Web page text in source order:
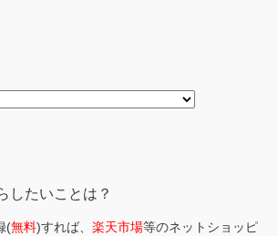
したいことは？
(無料)すれば、 楽天市場等のネットショッピ